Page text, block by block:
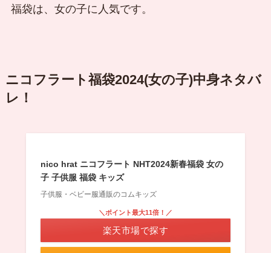
福袋は、女の子に人気です。
ニコフラート福袋2024(女の子)中身ネタバ
レ！
nico hrat ニコフラート NHT2024新春福袋 女の
子 子供服 福袋 キッズ
子供服・ベビー服通販のコムキッズ
＼ポイント最大11倍！／
楽天市場で探す